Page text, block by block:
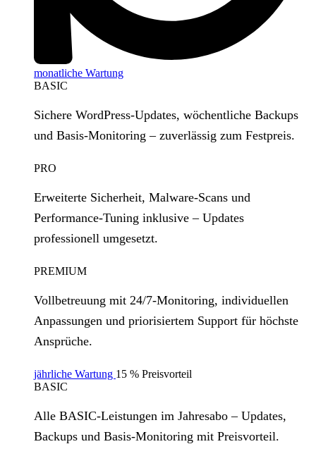
monatliche Wartung
BASIC
Sichere WordPress‑Updates, wöchentliche Backups
und Basis‑Monitoring – zuverlässig zum Festpreis.
PRO
Erweiterte Sicherheit, Malware‑Scans und
Performance‑Tuning inklusive – Updates
professionell umgesetzt.
PREMIUM
Vollbetreuung mit 24/7‑Monitoring, individuellen
Anpassungen und priorisiertem Support für höchste
Ansprüche.
jährliche Wartung 15 % Preisvorteil
BASIC
Alle BASIC‑Leistungen im Jahresabo – Updates,
Backups und Basis‑Monitoring mit Preisvorteil.